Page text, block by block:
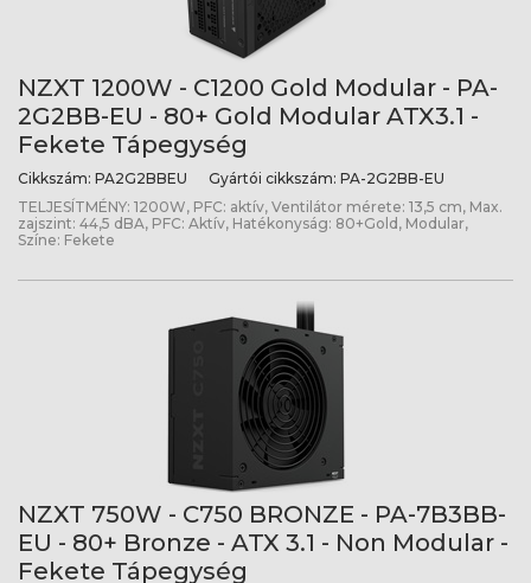
NZXT 1200W - C1200 Gold Modular - PA-
2G2BB-EU - 80+ Gold Modular ATX3.1 -
Fekete Tápegység
Cikkszám: PA2G2BBEU Gyártói cikkszám: PA-2G2BB-EU
TELJESÍTMÉNY: 1200W, PFC: aktív, Ventilátor mérete: 13,5 cm, Max.
zajszint: 44,5 dBA, PFC: Aktív, Hatékonyság: 80+Gold, Modular,
Színe: Fekete
NZXT 750W - C750 BRONZE - PA-7B3BB-
EU - 80+ Bronze - ATX 3.1 - Non Modular -
Fekete Tápegység